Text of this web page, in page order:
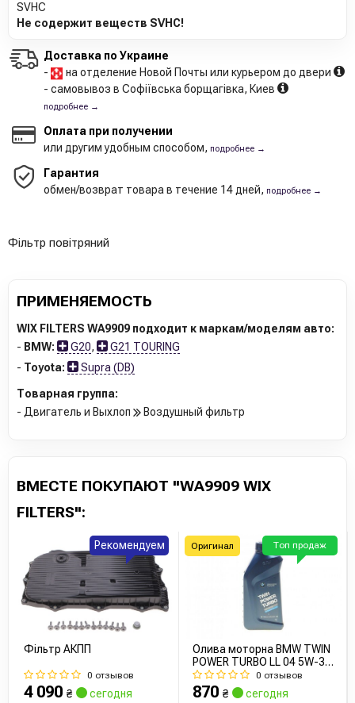
SVHC
Не содержит веществ SVHC!
Доставка по Украине
-
на отделение Новой Почты или курьером до двери
- самовывоз в Софіївська борщагівка, Киев
подробнее →
Оплата при получении
или другим удобным способом, подробнее →
Гарантия
обмен/возврат товара в течение 14 дней, подробнее →
Фільтр повітряний
ПРИМЕНЯЕМОСТЬ
WIX FILTERS WA9909 подходит к маркам/моделям авто:
- BMW: G20,
G21 TOURING
- Toyota: Supra (DB)
Товарная группа:
- Двигатель и Выхлоп
Воздушный фильтр
ВМЕСТЕ ПОКУПАЮТ "WA9909 WIX
FILTERS":
Фільтр АКПП
0 отзывов
4 090 ₴ сегодня
Рекомендуем
Олива моторна BMW TWIN
POWER TURBO LL 04 5W-30
1л
0 отзывов
870 ₴ сегодня
Топ продаж
Оригинал